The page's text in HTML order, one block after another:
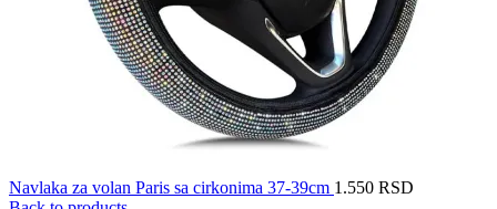
Navlaka za volan Paris sa cirkonima 37-39cm 1.550 RSD